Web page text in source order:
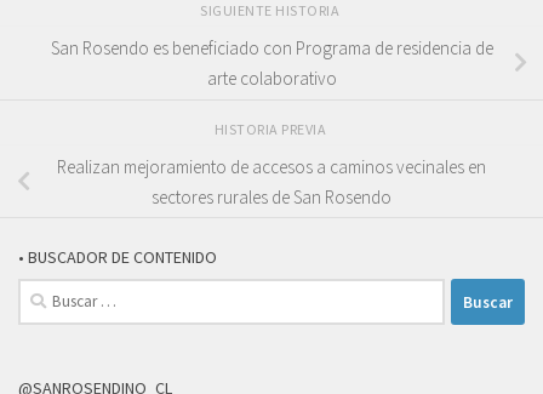
SIGUIENTE HISTORIA
San Rosendo es beneficiado con Programa de residencia de
arte colaborativo
HISTORIA PREVIA
Realizan mejoramiento de accesos a caminos vecinales en
sectores rurales de San Rosendo
• BUSCADOR DE CONTENIDO
Buscar:
@SANROSENDINO_CL